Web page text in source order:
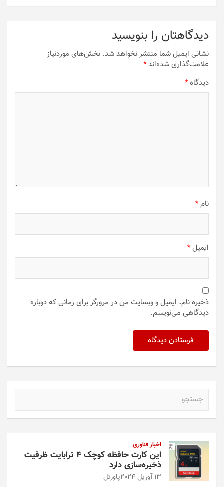
دیدگاهتان را بنویسید
نشانی ایمیل شما منتشر نخواهد شد. بخش‌های موردنیاز
علامت‌گذاری شده‌اند*
دیدگاه*
نام*
ایمیل*
ذخیره نام، ایمیل و وبسایت من در مرورگر برای زمانی که دوباره
دیدگاهی می‌نویسم.
اخبار فناوری
این کارت حافظه کوچک ۴ ترابایت ظرفیت
ذخیره‌سازی دارد
13 آوریل 2024 پاورتل